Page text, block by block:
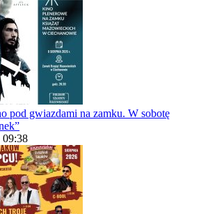
pod gwiazdami na zamku. W sobotę
09:38